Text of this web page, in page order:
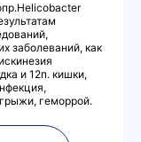
заболеваний, как
и 12п. кишки,
геморрой.